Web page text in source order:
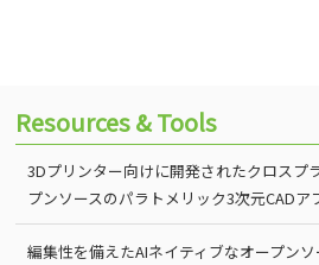
Resources & Tools
3Dプリンター向けに開発されたクロスプ
プンソースのパラトメリック3次元CADア
編集性を備えたAIネイティブなオープン